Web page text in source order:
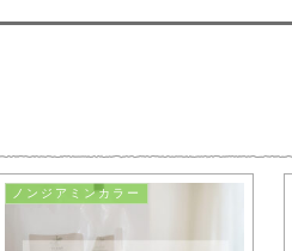
ノンジアミンカラー